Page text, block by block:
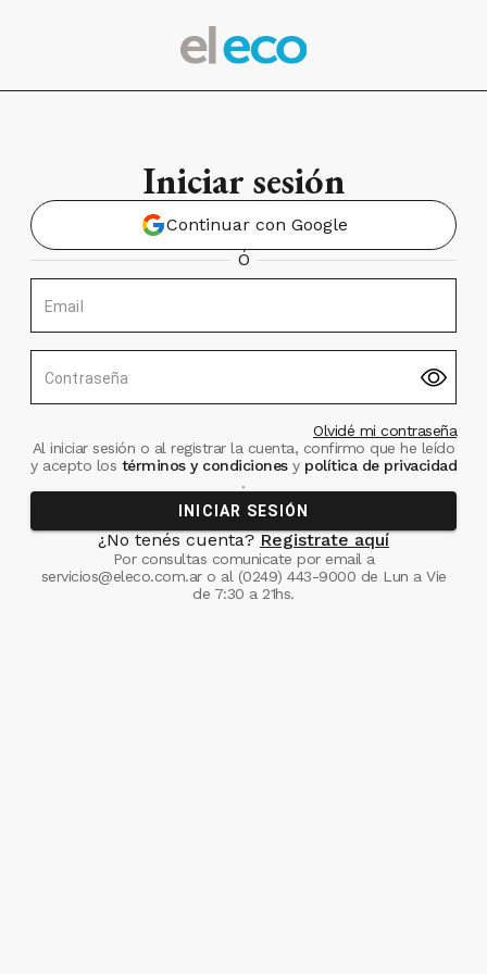
Iniciar sesión
Continuar con Google
Ó
Email
Contraseña
Olvidé mi contraseña
Al iniciar sesión o al registrar la cuenta, confirmo que he leído
y acepto los términos y condiciones ypolítica de privacidad
.
INICIAR SESIÓN
¿No tenés cuenta? Registrate aquí
Por consultas comunicate por email a
servicios@eleco.com.aro al (0249) 443-9000 de Lun a Vie
de 7:30 a 21hs.